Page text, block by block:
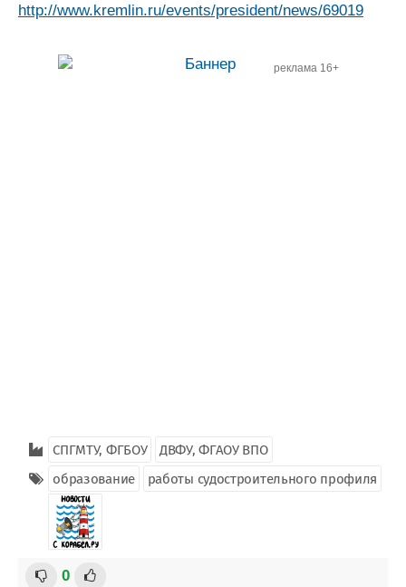
http://www.kremlin.ru/events/president/news/69019
реклама 16+
СПГМТУ, ФГБОУ
ДВФУ, ФГАОУ ВПО
образование
работы судостроительного профиля
0